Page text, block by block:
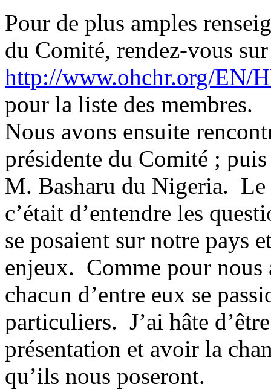
Pour de plus amples
du Comité, rendez-vous
http://www.ohchr.org/EN/
pour la liste des membres.
Nous avons ensuite
présidente du Comité ;
M. Basharu du Nigeria.
c’était d’entendre les
se posaient sur notre pays
enjeux. Comme pour
chacun d’entre eux se
particuliers. J’ai hâte
présentation et avoir la
qu’ils nous poseront.